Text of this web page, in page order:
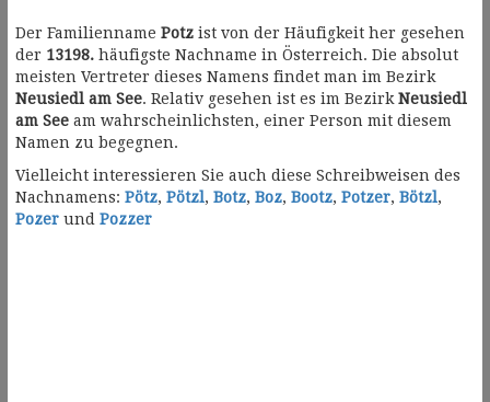
Der Familienname Potz ist von der Häufigkeit her gesehen
der 13198. häufigste Nachname in Österreich. Die absolut
meisten Vertreter dieses Namens findet man im Bezirk
Neusiedl am See. Relativ gesehen ist es im Bezirk Neusiedl
am See am wahrscheinlichsten, einer Person mit diesem
Namen zu begegnen.
Vielleicht interessieren Sie auch diese Schreibweisen des
Nachnamens: Pötz, Pötzl, Botz, Boz, Bootz, Potzer, Bötzl,
Pozer und Pozzer